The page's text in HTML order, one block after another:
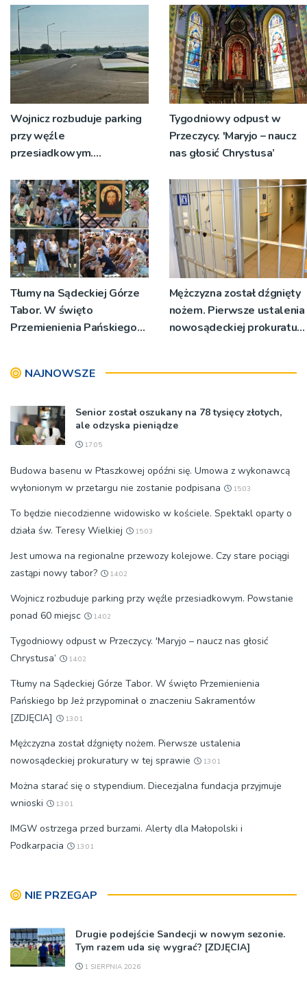
Wojnicz rozbuduje parking
przy węźle
przesiadkowym.
miejsc
Tygodniowy odpust w
Przeczycy. 'Maryjo – naucz
nas głosić Chrystusa’
Tłumy na Sądeckiej Górze
Tabor. W święto
Przemienienia Pańskiego
[ZDJĘCIA]
Mężczyzna został dźgnięty
nożem. Pierwsze ustalenia
nowosądeckiej prokuratury
NAJNOWSZE
Senior został oszukany na 78 tysięcy złotych,
ale odzyska pieniądze
17:05
Budowa basenu w Ptaszkowej opóźni się. Umowa z wykonawcą
wyłonionym w przetargu nie zostanie podpisana
15:03
To będzie niecodzienne widowisko w kościele. Spektakl oparty o
działa św. Teresy Wielkiej
15:03
Jest umowa na regionalne przewozy kolejowe. Czy stare pociągi
zastąpi nowy tabor?
14:02
Wojnicz rozbuduje parking przy węźle przesiadkowym. Powstanie
ponad 60 miejsc
14:02
Tygodniowy odpust w Przeczycy. 'Maryjo – naucz nas głosić
Chrystusa’
14:02
Tłumy na Sądeckiej Górze Tabor. W święto Przemienienia
Pańskiego bp Jeż przypominał o znaczeniu Sakramentów
[ZDJĘCIA]
13:01
Mężczyzna został dźgnięty nożem. Pierwsze ustalenia
nowosądeckiej prokuratury w tej sprawie
13:01
Można starać się o stypendium. Diecezjalna fundacja przyjmuje
wnioski
13:01
IMGW ostrzega przed burzami. Alerty dla Małopolski i
Podkarpacia
13:01
NIE PRZEGAP
Drugie podejście Sandecji w nowym sezonie.
Tym razem uda się wygrać? [ZDJĘCIA]
1 SIERPNIA 2026